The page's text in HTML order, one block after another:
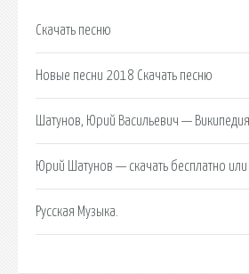
Скачать песню
Новые песни 2018 Скачать песню
Шатунов, Юрий Васильевич — Википедия.
Юрий Шатунов — скачать бесплатно или
Русская Музыка.